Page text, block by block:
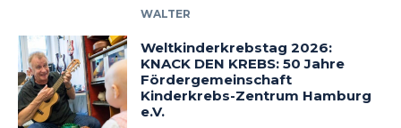
WALTER
Weltkinderkrebstag 2026:
KNACK DEN KREBS: 50 Jahre
Fördergemeinschaft
Kinderkrebs-Zentrum Hamburg
e.V.